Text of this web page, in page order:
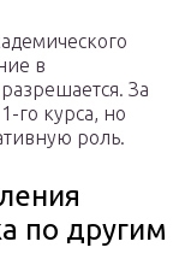
в
За
го курса, но
роль.
по другим